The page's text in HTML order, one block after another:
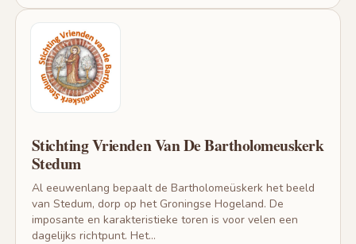
Stichting Vrienden Van De Bartholomeuskerk
Stedum
Al eeuwenlang bepaalt de Bartholomeüskerk het beeld
van Stedum, dorp op het Groningse Hogeland. De
imposante en karakteristieke toren is voor velen een
dagelijks richtpunt. Het...